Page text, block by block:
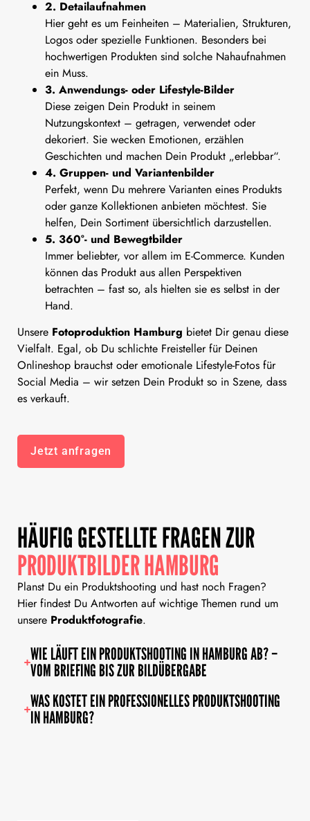
2. Detailaufnahmen
Hier geht es um Feinheiten – Materialien, Strukturen,
Logos oder spezielle Funktionen. Besonders bei
hochwertigen Produkten sind solche Nahaufnahmen
ein Muss.
3. Anwendungs- oder Lifestyle-Bilder
Diese zeigen Dein Produkt in seinem
Nutzungskontext – getragen, verwendet oder
dekoriert. Sie wecken Emotionen, erzählen
Geschichten und machen Dein Produkt „erlebbar“.
4. Gruppen- und Variantenbilder
Perfekt, wenn Du mehrere Varianten eines Produkts
oder ganze Kollektionen anbieten möchtest. Sie
helfen, Dein Sortiment übersichtlich darzustellen.
5. 360°- und Bewegtbilder
Immer beliebter, vor allem im E-Commerce. Kunden
können das Produkt aus allen Perspektiven
betrachten – fast so, als hielten sie es selbst in der
Hand.
Unsere Fotoproduktion Hamburg bietet Dir genau diese
Vielfalt. Egal, ob Du schlichte Freisteller für Deinen
Onlineshop brauchst oder emotionale Lifestyle-Fotos für
Social Media – wir setzen Dein Produkt so in Szene, dass
es verkauft.
Jetzt anfragen
HÄUFIG GESTELLTE FRAGEN ZUR
PRODUKTBILDER HAMBURG
Planst Du ein Produktshooting und hast noch Fragen?
Hier findest Du Antworten auf wichtige Themen rund um
unsere Produktfotografie.
WIE LÄUFT EIN PRODUKTSHOOTING IN HAMBURG AB? –
VOM BRIEFING BIS ZUR BILDÜBERGABE
WAS KOSTET EIN PROFESSIONELLES PRODUKTSHOOTING
IN HAMBURG?